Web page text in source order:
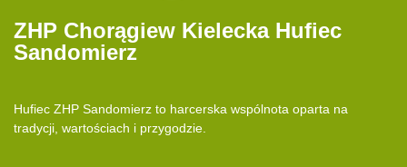
ZHP Chorągiew Kielecka Hufiec
Sandomierz
Hufiec ZHP Sandomierz to harcerska wspólnota oparta na
tradycji, wartościach i przygodzie.